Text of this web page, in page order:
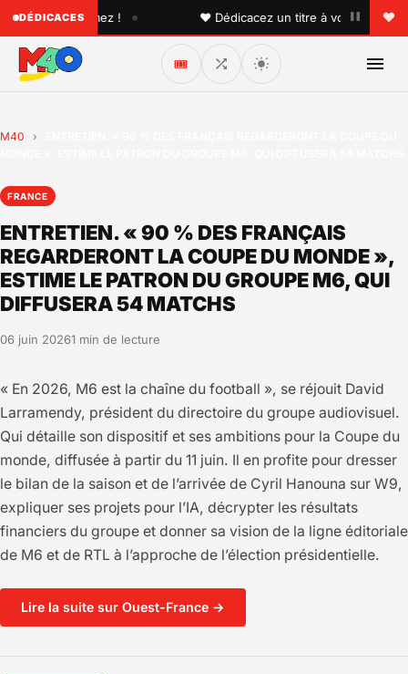
DÉDICACES
vous aimez ! • ♥ Dédicacez un titre à vos proches
🎟️
M40 ›
FRANCE
ENTRETIEN. « 90 % DES FRANÇAIS
REGARDERONT LA COUPE DU MONDE »,
ESTIME LE PATRON DU GROUPE M6, QUI
DIFFUSERA 54 MATCHS
06 juin 20261 min de lecture
« En 2026, M6 est la chaîne du football », se réjouit David
Larramendy, président du directoire du groupe audiovisuel.
Qui détaille son dispositif et ses ambitions pour la Coupe du
monde, diffusée à partir du 11 juin. Il en profite pour dresser
le bilan de la saison et de l’arrivée de Cyril Hanouna sur W9,
expliquer ses projets pour l’IA, décrypter les résultats
financiers du groupe et donner sa vision de la ligne éditoriale
de M6 et de RTL à l’approche de l’élection présidentielle.
Lire la suite sur Ouest-France →